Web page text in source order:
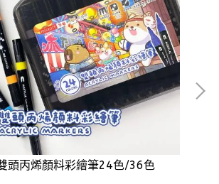
頭丙烯顏料彩繪筆24色/36色